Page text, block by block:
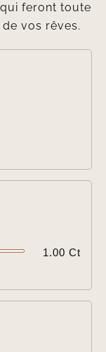
feront toute
vos rêves.
1.00 Ct